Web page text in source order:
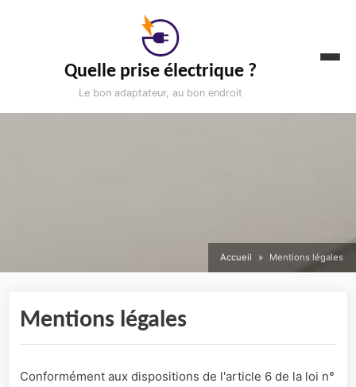
Quelle prise électrique ?
Le bon adaptateur, au bon endroit
Accueil Mentions légales
Mentions légales
Conformément aux dispositions de l'article 6 de la loi n°